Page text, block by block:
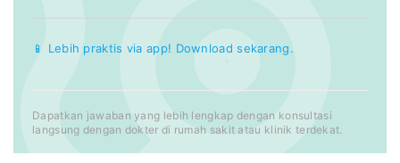
📱 Lebih praktis via app! Download sekarang.
Dapatkan jawaban yang lebih lengkap dengan konsultasi
langsung dengan dokter di rumah sakit atau klinik terdekat.